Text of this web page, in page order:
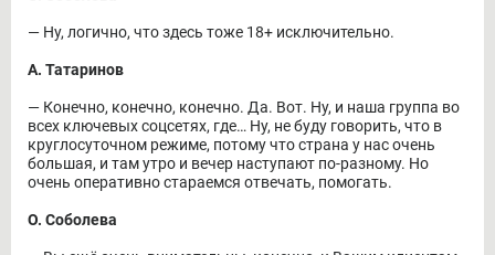
― Ну, логично, что здесь тоже 18+ исключительно.
А. Татаринов
― Конечно, конечно, конечно. Да. Вот. Ну, и наша группа во
всех ключевых соцсетях, где… Ну, не буду говорить, что в
круглосуточном режиме, потому что страна у нас очень
большая, и там утро и вечер наступают по-разному. Но
очень оперативно стараемся отвечать, помогать.
О. Соболева